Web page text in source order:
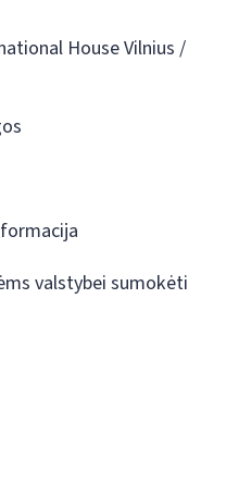
House Vilnius /
valstybei sumokėti